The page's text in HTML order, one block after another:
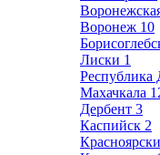
Воронеж 10
Лиски 1
Республика
Махачкала
Дербент 3
Каспийск 2